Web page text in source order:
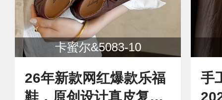
卡蜜尔&5083-10
26年新款网红爆款乐福
鞋，原创设计真皮复古
手